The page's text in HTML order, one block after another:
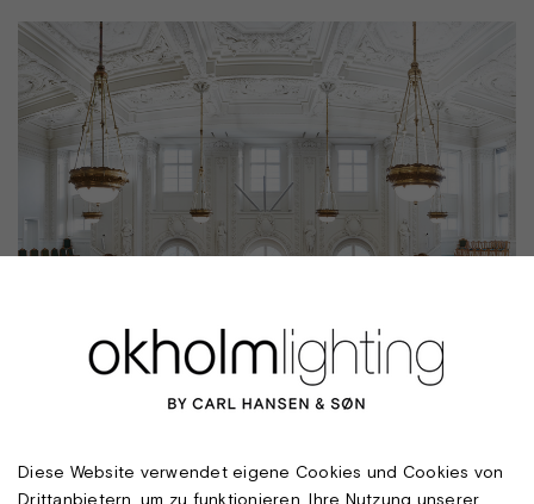
Diese Website verwendet eigene Cookies und Cookies von
Drittanbietern, um zu funktionieren, Ihre Nutzung unserer